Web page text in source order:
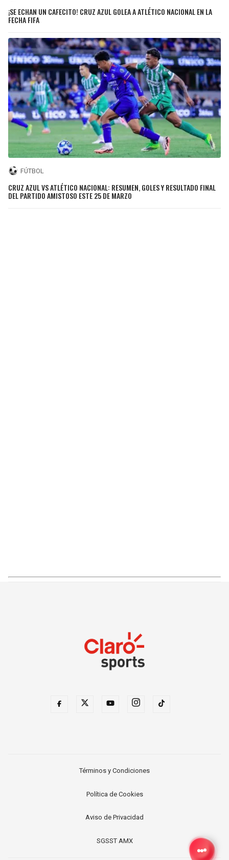
¡SE ECHAN UN CAFECITO! CRUZ AZUL GOLEA A ATLÉTICO NACIONAL EN LA
FECHA FIFA
FÚTBOL
CRUZ AZUL VS ATLÉTICO NACIONAL: RESUMEN, GOLES Y RESULTADO FINAL
DEL PARTIDO AMISTOSO ESTE 25 DE MARZO
Términos y Condiciones
Política de Cookies
Aviso de Privacidad
SGSST AMX